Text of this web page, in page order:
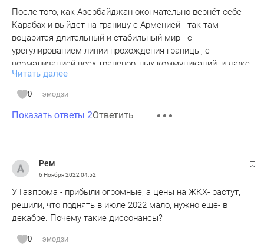
После того, как Азербайджан окончательно вернёт себе
Карабах и выйдет на границу с Арменией - так там
воцарится длительный и стабильный мир - с
урегулированием линии прохождения границы, с
нормализацией всех транспортных коммуникаций, и даже
открытием, ныне полностью закрытой, границы Армении и
Турции.
Будут ли от этого негативные последствия для России?
Азербайджана в состав НАТО - как находятся ныне в
составе НАТО два непримиримых врага: Турция и Греция.
Видимо это переломное время в истории закончится тем,
что НАТО будет полностью окружать Россию - и Украина
все равно победят прозападные силы).
Читать далее
0 эмодзи
Показать ответы 2Ответить
Рем
6 Ноября 2022 04:52
У Газпрома - прибыли огромные, а цены на ЖКХ- растут,
решили, что поднять в июле 2022 мало, нужно еще- в
декабре. Почему такие диссонансы?
0 эмодзи